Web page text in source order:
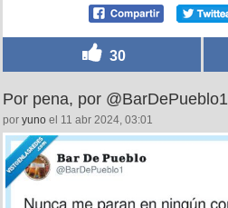
30
Por pena, por @BarDePueblo1
por yuno el 11 abr 2024, 03:01